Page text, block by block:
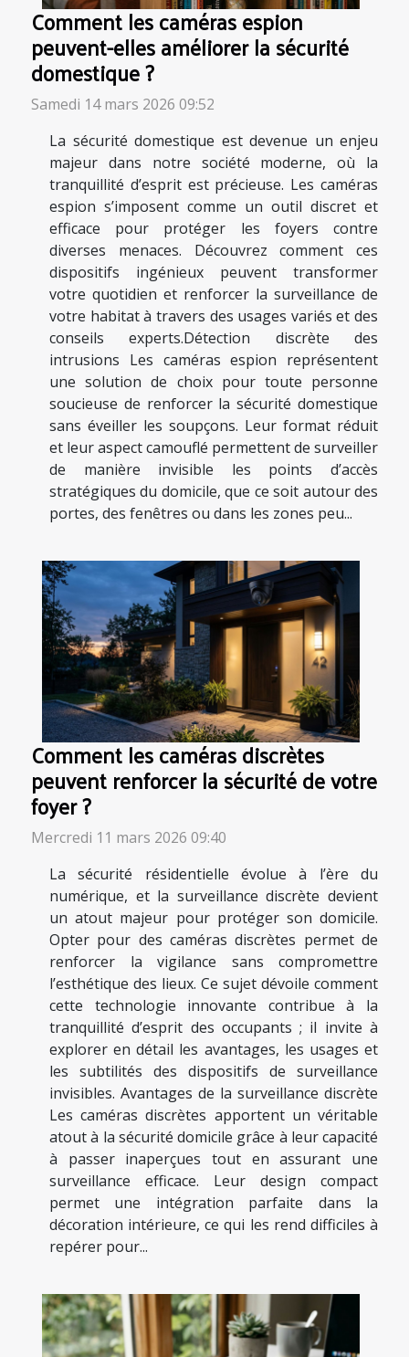
Comment les caméras espion
peuvent-elles améliorer la sécurité
domestique ?
Samedi 14 mars 2026 09:52
La sécurité domestique est devenue un enjeu
majeur dans notre société moderne, où la
tranquillité d’esprit est précieuse. Les caméras
espion s’imposent comme un outil discret et
efficace pour protéger les foyers contre
diverses menaces. Découvrez comment ces
dispositifs ingénieux peuvent transformer
votre quotidien et renforcer la surveillance de
votre habitat à travers des usages variés et des
conseils experts.Détection discrète des
intrusions Les caméras espion représentent
une solution de choix pour toute personne
soucieuse de renforcer la sécurité domestique
sans éveiller les soupçons. Leur format réduit
et leur aspect camouflé permettent de surveiller
de manière invisible les points d’accès
stratégiques du domicile, que ce soit autour des
portes, des fenêtres ou dans les zones peu...
Comment les caméras discrètes
peuvent renforcer la sécurité de votre
foyer ?
Mercredi 11 mars 2026 09:40
La sécurité résidentielle évolue à l’ère du
numérique, et la surveillance discrète devient
un atout majeur pour protéger son domicile.
Opter pour des caméras discrètes permet de
renforcer la vigilance sans compromettre
l’esthétique des lieux. Ce sujet dévoile comment
cette technologie innovante contribue à la
tranquillité d’esprit des occupants ; il invite à
explorer en détail les avantages, les usages et
les subtilités des dispositifs de surveillance
invisibles. Avantages de la surveillance discrète
Les caméras discrètes apportent un véritable
atout à la sécurité domicile grâce à leur capacité
à passer inaperçues tout en assurant une
surveillance efficace. Leur design compact
permet une intégration parfaite dans la
décoration intérieure, ce qui les rend difficiles à
repérer pour...